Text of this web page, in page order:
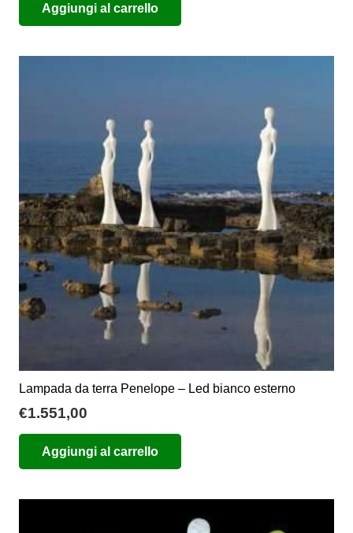
Aggiungi al carrello
Lampada da terra Penelope – Led bianco esterno
€1.551,00
Aggiungi al carrello